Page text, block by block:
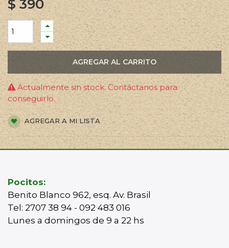
$390
AGREGAR AL CARRITO
Actualmente sin stock. Contáctanos para
conseguirlo.
AGREGAR A MI LISTA
Pocitos:
Benito Blanco 962, esq. Av. Brasil
Tel: 2707 38 94 - 092 483 016
Lunes a domingos de 9 a 22 hs